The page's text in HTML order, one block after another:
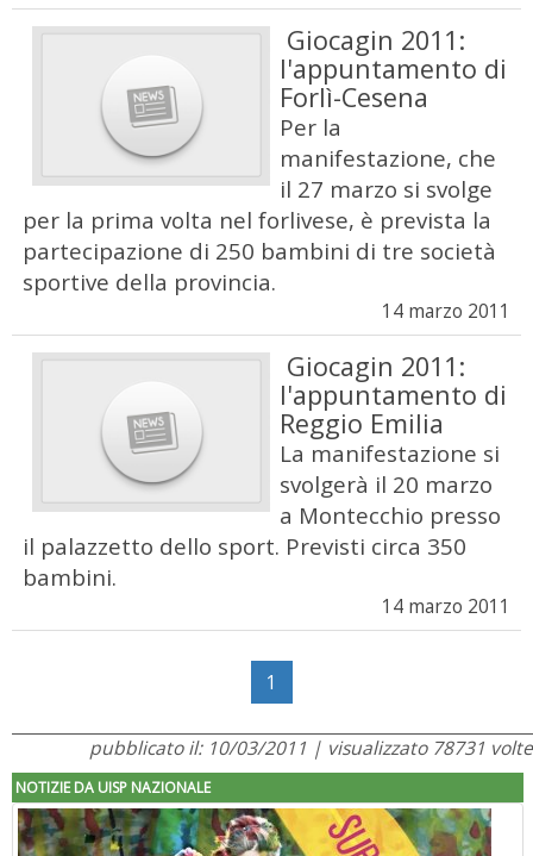
Giocagin 2011:
l'appuntamento di
Forlì-Cesena
Per la
manifestazione, che
il 27 marzo si svolge
per la prima volta nel forlivese, è prevista la
partecipazione di 250 bambini di tre società
sportive della provincia.
14 marzo 2011
Giocagin 2011:
l'appuntamento di
Reggio Emilia
La manifestazione si
svolgerà il 20 marzo
a Montecchio presso
il palazzetto dello sport. Previsti circa 350
bambini.
14 marzo 2011
1
pubblicato il: 10/03/2011 | visualizzato 78731 volte
NOTIZIE DA UISP NAZIONALE